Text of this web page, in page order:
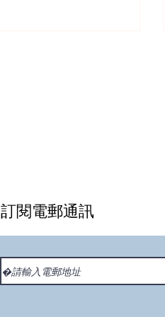
訂閱電郵通訊